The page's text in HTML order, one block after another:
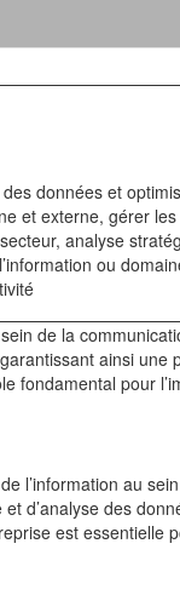
données et
et externe, gérer
analyse
ou
de la
ainsi
pour
l’information au
d’analyse des
est